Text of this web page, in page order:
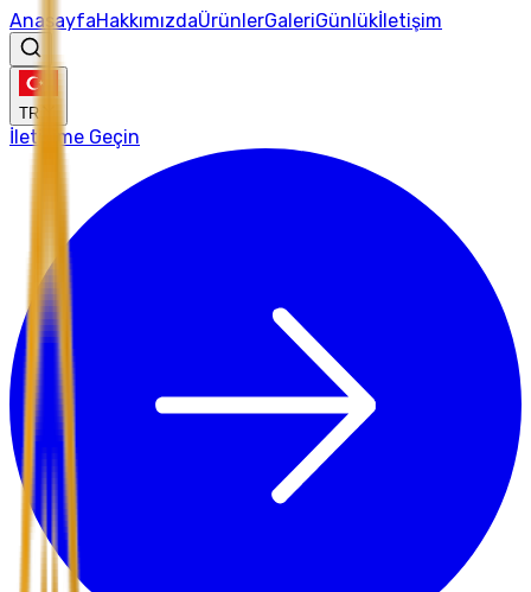
AnasayfaHakkımızdaÜrünlerGaleriGünlükİletişim
TR
İletişime Geçin